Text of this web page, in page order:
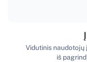
Vidutinis naudotojų
iš